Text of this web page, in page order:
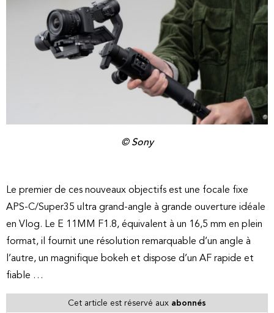
© Sony
Le premier de ces nouveaux objectifs est une focale fixe
APS-C/Super35 ultra grand-angle à grande ouverture idéale
en Vlog. Le E 11MM F1.8, équivalent à un 16,5 mm en plein
format, il fournit une résolution remarquable d’un angle à
l’autre, un magnifique bokeh et dispose d’un AF rapide et
fiable …
Cet article est réservé aux abonnés